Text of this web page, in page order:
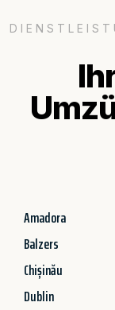
Amadora
Balzers
Chișinău
Dublin